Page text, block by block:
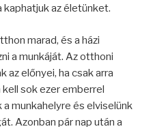
kaphatjuk az életünket.
marad, és a házi
a munkáját. Az otthoni
az előnyei, ha csak arra
sok ezer emberrel
munkahelyre és elviselünk
Azonban pár nap után a